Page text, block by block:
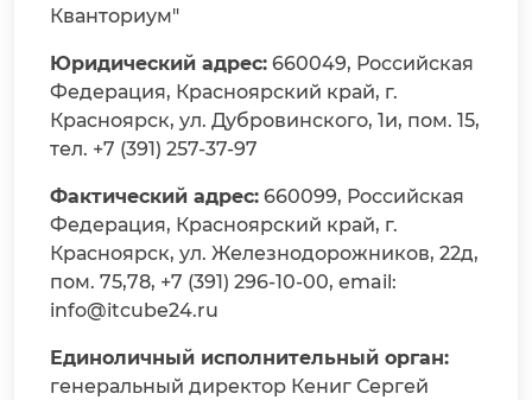
Кванториум"
Юридический адрес: 660049, Российская
Федерация, Красноярский край, г.
Красноярск, ул. Дубровинского, 1и, пом. 15,
тел. +7 (391) 257-37-97
Фактический адрес: 660099, Российская
Федерация, Красноярский край, г.
Красноярск, ул. Железнодорожников, 22д,
пом. 75,78, +7 (391) 296-10-00, email:
info@itcube24.ru
Единоличный исполнительный орган:
генеральный директор Кениг Сергей